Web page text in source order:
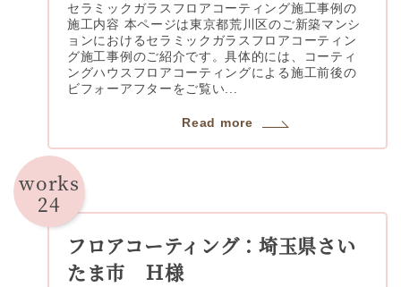
セラミックガラスフロアコーティング施工事例の
施工内容 本ページは東京都荒川区のご新築マンシ
ョンにおけるセラミックガラスフロアコーティン
グ施工事例のご紹介です。具体的には、コーティ
ングハウスフロアコーティングによる施工前後の
ビフォーアフターをご覧い...
Read more
works
24
フロアコーティング：埼玉県さい
たま市 Ｈ様